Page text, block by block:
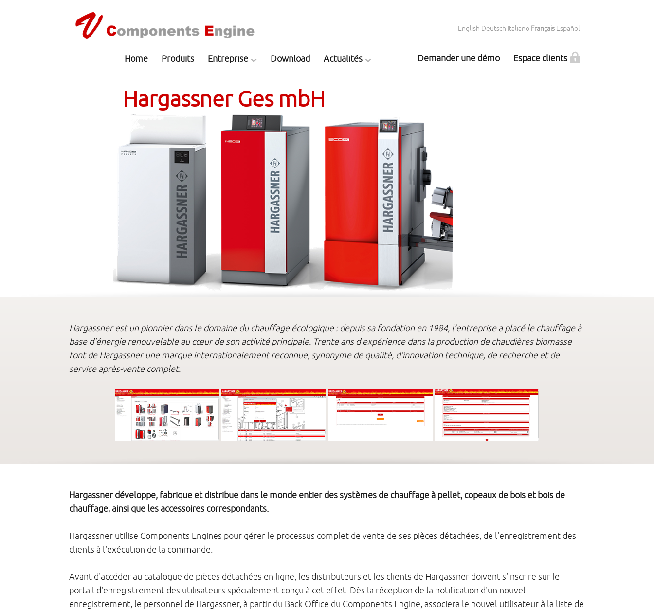
English Deutsch Italiano Français Español
Home Produits Entreprise Download Actualités Demander une démo Espace clients
Hargassner Ges mbH
Hargassner est un pionnier dans le domaine du chauffage écologique : depuis sa fondation en 1984, l’entreprise a placé le chauffage à
base d'énergie renouvelable au cœur de son activité principale. Trente ans d'expérience dans la production de chaudières biomasse
font de Hargassner une marque internationalement reconnue, synonyme de qualité, d'innovation technique, de recherche et de
service après-vente complet.
Hargassner développe, fabrique et distribue dans le monde entier des systèmes de chauffage à pellet, copeaux de bois et bois de
chauffage, ainsi que les accessoires correspondants.
Hargassner utilise Components Engines pour gérer le processus complet de vente de ses pièces détachées, de l'enregistrement des
clients à l'exécution de la commande.
Avant d'accéder au catalogue de pièces détachées en ligne, les distributeurs et les clients de Hargassner doivent s'inscrire sur le
portail d'enregistrement des utilisateurs spécialement conçu à cet effet. Dès la réception de la notification d'un nouvel
enregistrement, le personnel de Hargassner, à partir du Back Office du Components Engine, associera le nouvel utilisateur à la liste de